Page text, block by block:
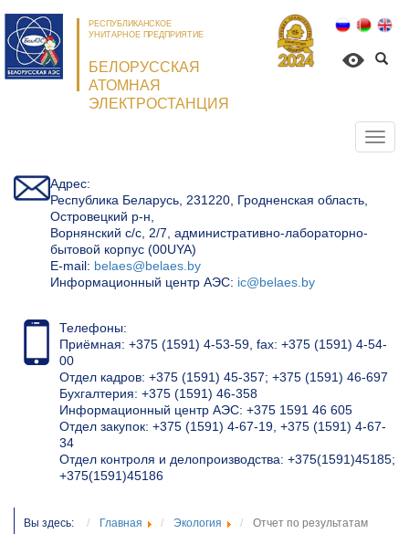
РЕСПУБЛИКАНСКОЕ
УНИТАРНОЕ ПРЕДПРИЯТИЕ
БЕЛОРУССКАЯ
АТОМНАЯ
ЭЛЕКТРОСТАНЦИЯ
Адрес:
Республика Беларусь, 231220, Гродненская область,
Островецкий р-н,
Ворнянский с/с, 2/7, административно-лабораторно-
бытовой корпус (00UYA)
Е-mail: belaes@belaes.by
Информационный центр АЭС: ic@belaes.by
Телефоны:
Приёмная: +375 (1591) 4-53-59, fax: +375 (1591) 4-54-
00
Отдел кадров: +375 (1591) 45-357; +375 (1591) 46-697
Бухгалтерия: +375 (1591) 46-358
Информационный центр АЭС: +375 1591 46 605
Отдел закупок: +375 (1591) 4-67-19, +375 (1591) 4-67-
34
Отдел контроля и делопроизводства: +375(1591)45185;
+375(1591)45186
Вы здесь: Главная Экология
Отчет по результатам